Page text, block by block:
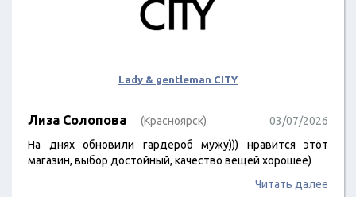
Lady & gentleman CITY
Лиза Солопова (Красноярск)
03/07/2026
На днях обновили гардероб мужу))) нравится этот
магазин, выбор достойный, качество вещей хорошее)
Читать далее